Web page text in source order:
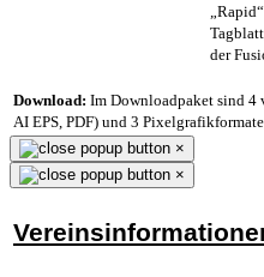
der
Download: Im Downloadpaket sind 4
AI EPS, PDF) und 3
×
×